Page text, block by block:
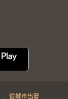
| 從城市出發 |